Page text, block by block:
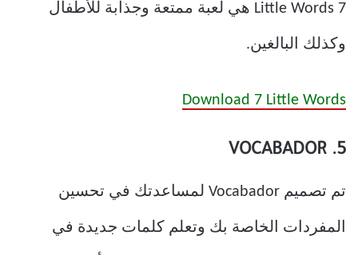
7 Little Words هي لعبة ممتعة وجذابة للأطفال
وكذلك البالغين.
Download 7 Little Words
5. VOCABADOR
تم تصميم Vocabador لمساعدتك في تحسين
المفردات الخاصة بك وتعلم كلمات جديدة في